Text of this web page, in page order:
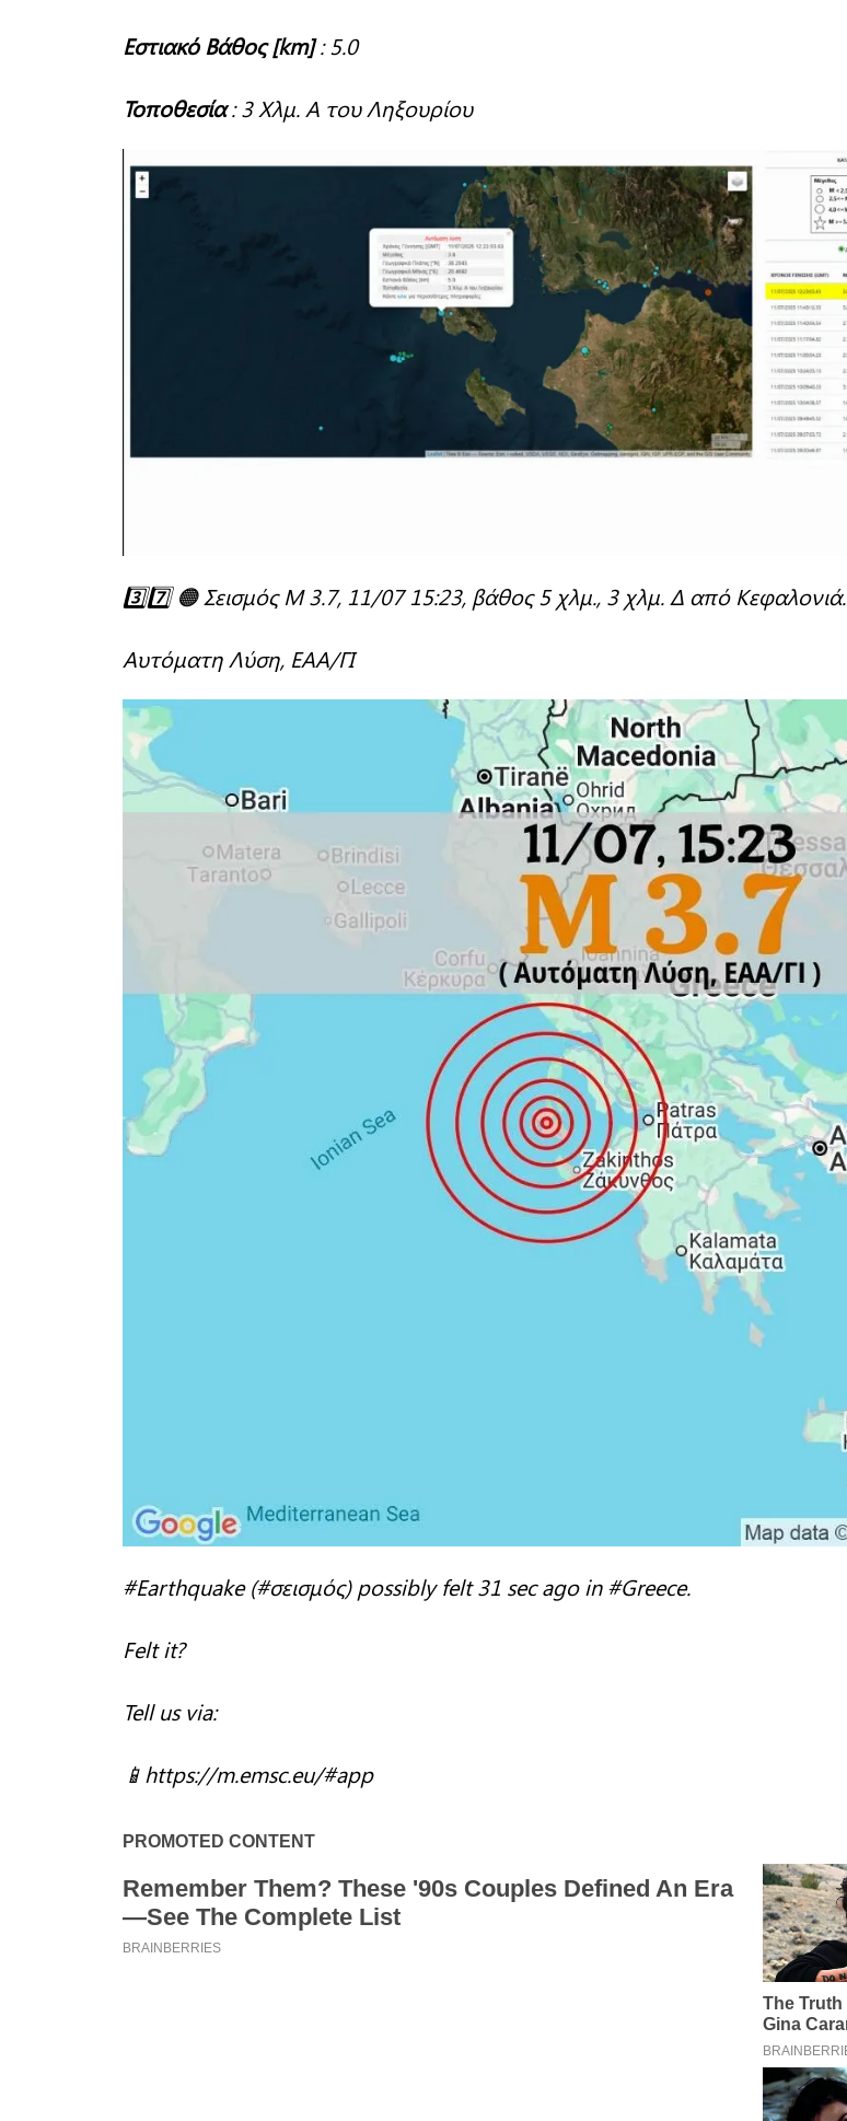
Εστιακό Βάθος [km]: 5.0
Τοποθεσία: 3 Χλμ. Α του Ληξουρίου
3️⃣7️⃣ 🟠 Σεισμός M 3.7, 11/07 15:23, βάθος 5 χλμ., 3 χλμ. Δ από Κεφαλονιά.
Αυτόματη Λύση, EAA/ΓΙ
#Earthquake (#σεισμός) possibly felt 31 sec ago in #Greece.
Felt it?
Tell us via:
📱https://m.emsc.eu/#app